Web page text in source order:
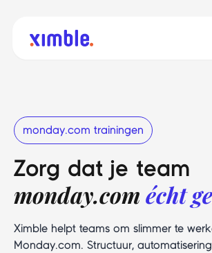
monday.com trainingen
Zorg dat je team
monday.com écht
Ximble helpt teams om slimmer te
Monday.com. Structuur,